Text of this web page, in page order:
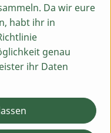
Da wir eure
habt ihr in
genau
ihr Daten